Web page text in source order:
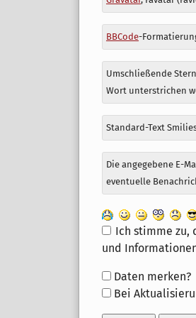
zu
BBCode-
Umschließende
Wort unterstrichen
Standard-Text
Die angegebene E-
eventuelle
Ich stimme zu,
und
Formular-
Optionen
Daten merken?
Bei